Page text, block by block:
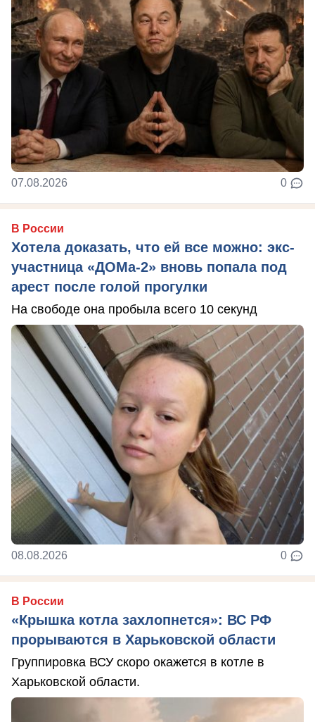
07.08.2026 0
В России
Хотела доказать, что ей все можно: экс-
участница «ДОМа-2» вновь попала под
арест после голой прогулки
На свободе она пробыла всего 10 секунд
08.08.2026 0
В России
«Крышка котла захлопнется»: ВС РФ
прорываются в Харьковской области
Группировка ВСУ скоро окажется в котле в
Харьковской области.